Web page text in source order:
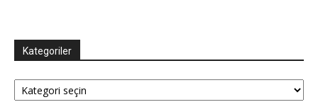
Kategoriler
Kategoriler